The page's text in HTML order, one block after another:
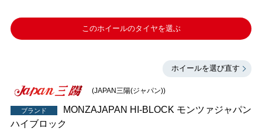
このホイールのタイヤを選ぶ
ホイールを選び直す
(JAPAN三陽(ジャパン))
ブランド
MONZAJAPAN HI-BLOCK モンツァジャパン
ハイブロック